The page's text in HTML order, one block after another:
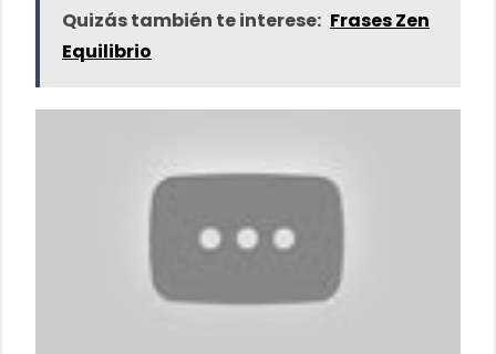
Quizás también te interese: Frases Zen
Equilibrio